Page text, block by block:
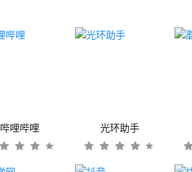
哔哩哔哩 光环助手